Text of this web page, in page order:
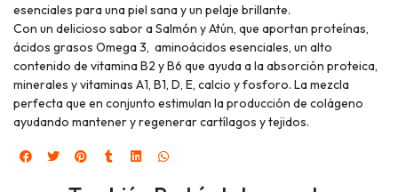
esenciales para una piel sana y un pelaje brillante.
Con un delicioso sabor a Salmón y Atún, que aportan proteínas,
ácidos grasos Omega 3, aminoácidos esenciales, un alto
contenido de vitamina B2 y B6 que ayuda a la absorción proteica,
minerales y vitaminas A1, B1, D, E, calcio y fosforo. La mezcla
perfecta que en conjunto estimulan la producción de colágeno
ayudando mantener y regenerar cartílagos y tejidos.